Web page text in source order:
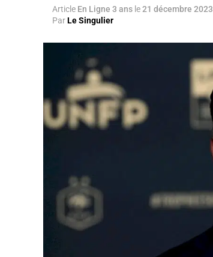
Article En Ligne 3 ans le21 décembre 2023
ParLe Singulier